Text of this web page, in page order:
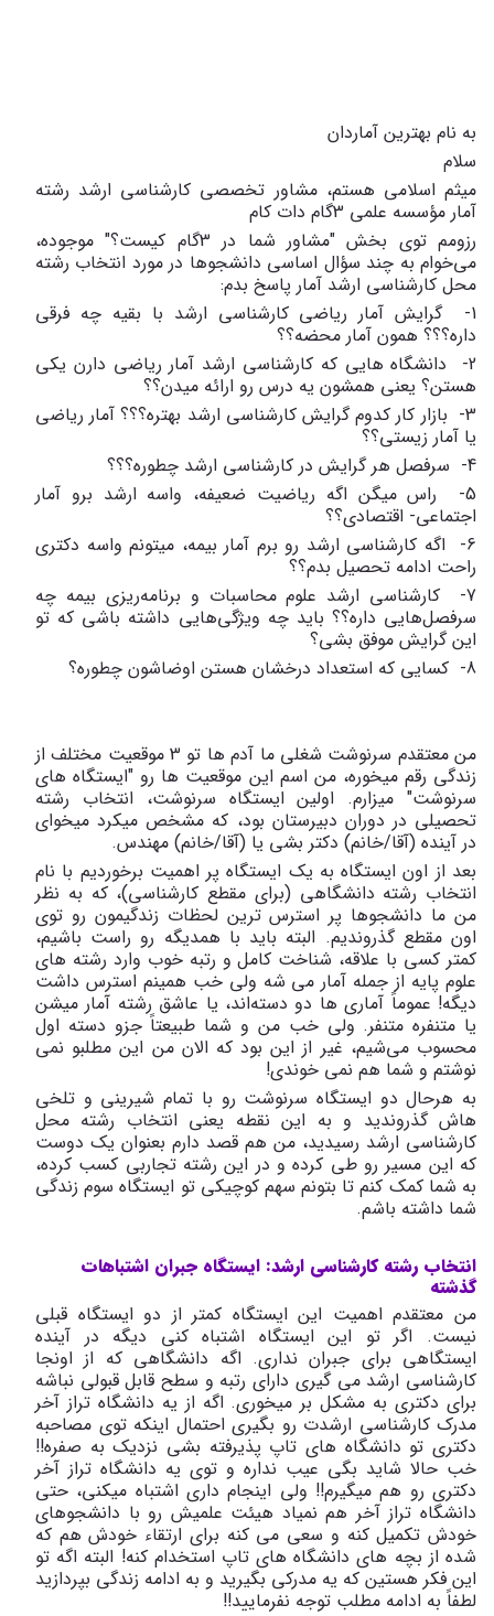
به نام بهترین آماردان
سلام
میثم اسلامی هستم، مشاور تخصصی کارشناسی ارشد رشته
آمار مؤسسه علمی 3گام دات کام
رزومم توی بخش "مشاور شما در 3گام کیست؟"
موجوده،
می‌خوام به چند سؤال اساسی دانشجوها در مورد انتخاب رشته
محل کارشناسی ارشد آمار پاسخ بدم:
1- گرایش‌ آمار ریاضی کارشناسی ارشد با بقیه چه فرقی
داره؟؟؟ همون آمار محضه؟؟
2- دانشگاه هایی که کارشناسی ارشد آمار ریاضی دارن یکی
هستن؟ یعنی همشون یه درس رو ارائه میدن؟؟
3- بازار کار کدوم گرایش کارشناسی ارشد بهتره؟؟؟ آمار ریاضی
یا آمار زیستی؟؟
4- سرفصل هر گرایش در کارشناسی ارشد چطوره؟؟؟
5- راس میگن اگه ریاضیت ضعیفه، واسه ارشد برو آمار
اجتماعی- اقتصادی؟؟
6- اگه کارشناسی ارشد رو برم آمار بیمه، میتونم واسه دکتری
راحت ادامه تحصیل بدم؟؟
7- کارشناسی ارشد علوم محاسبات و برنامه‌ریزی بیمه چه
سرفصل‌هایی داره؟؟ باید چه ویژگی‌هایی داشته باشی که تو
این گرایش موفق بشی؟
8- کسایی که استعداد درخشان هستن اوضاشون چطوره؟
من معتقدم سرنوشت شغلی ما آدم ها تو 3 موقعیت مختلف از
زندگی رقم میخوره، من اسم این موقعیت ها رو "ایستگاه های
سرنوشت" میزارم. اولین ایستگاه سرنوشت، انتخاب رشته
تحصیلی در دوران دبیرستان بود، که مشخص می‎کرد می‎خوای
در آینده (آقا/خانم) دکتر بشی یا (آقا/خانم) مهندس.
بعد از اون ایستگاه به یک ایستگاه پر اهمیت برخوردیم با نام
انتخاب رشته دانشگاهی (برای مقطع کارشناسی)، که به نظر
من ما دانشجوها پر استرس ترین لحظات زندگیمون رو توی
اون مقطع گذروندیم. البته باید با همدیگه رو راست باشیم،
کمتر کسی با علاقه، شناخت کامل و رتبه خوب وارد رشته های
علوم پایه از جمله آمار می ‌شه ولی خب همینم استرس داشت
دیگه! عموماً آماری ها دو دسته‌اند، یا عاشق رشته آمار میشن
یا متنفره متنفر. ولی خب من و شما طبیعتاً جزو دسته اول
محسوب می‌شیم، غیر از این بود که الان من این مطلبو نمی‌
نوشتم و شما هم نمی ‌خوندی!
به هرحال دو ایستگاه سرنوشت رو با تمام شیرینی و تلخی
هاش گذروندید و به این نقطه یعنی انتخاب رشته محل
کارشناسی ارشد رسیدید، من هم قصد دارم بعنوان یک دوست
که این مسیر رو طی کرده و در این رشته تجاربی کسب کرده،
به شما کمک کنم تا بتونم سهم کوچیکی تو ایستگاه سوم زندگی
شما داشته باشم.
انتخاب رشته کارشناسی ارشد: ایستگاه جبران اشتباهات
گذشته
من معتقدم اهمیت این ایستگاه کمتر از دو ایستگاه قبلی
نیست. اگر تو این ایستگاه اشتباه کنی دیگه در آینده
ایستگاهی برای جبران نداری. اگه دانشگاهی که از اونجا
کارشناسی ارشد می ‌گیری دارای رتبه و سطح قابل قبولی نباشه
برای دکتری به مشکل بر میخوری. اگه از یه دانشگاه تراز آخر
مدرک کارشناسی ارشدت رو بگیری احتمال اینکه توی مصاحبه
دکتری تو دانشگاه های تاپ پذیرفته بشی نزدیک به صفره!!
خب حالا شاید بگی عیب نداره و توی یه دانشگاه تراز آخر
دکتری رو هم می‎گیرم!! ولی اینجام داری اشتباه میکنی، حتی
دانشگاه تراز آخر هم نمیاد هیئت علمیش رو با دانشجوهای
خودش تکمیل کنه و سعی می‌ کنه برای ارتقاء خودش هم که
شده از بچه های دانشگاه های تاپ استخدام کنه! البته اگه تو
این فکر هستین که یه مدرکی بگیرید و به ادامه زندگی بپردازید
لطفاً به ادامه مطلب توجه نفرمایید!!